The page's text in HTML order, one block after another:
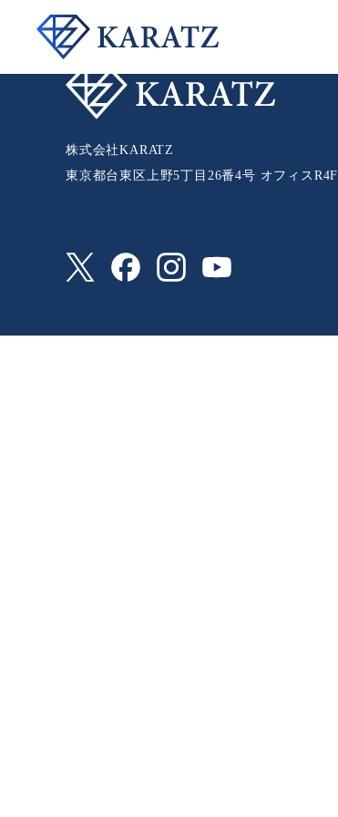
前の記事へ次の記事へ
株式会社KARATZ
東京都台東区上野5丁目26番4号 オフィスR4F